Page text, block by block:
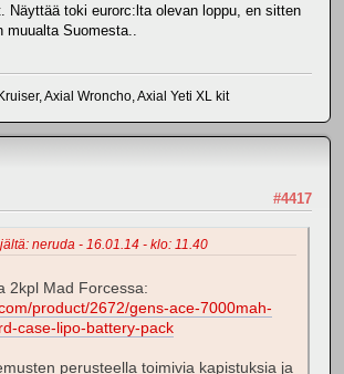
Näyttää toki eurorc:lta olevan loppu, en sitten
Suomesta..
Axial Wroncho, Axial Yeti XL kit
#4417
neruda - 16.01.14 - klo: 11.40
2kpl Mad Forcessa:
product/2672/gens-ace-7000mah-
case-lipo-battery-pack
perusteella toimivia kapistuksia ja